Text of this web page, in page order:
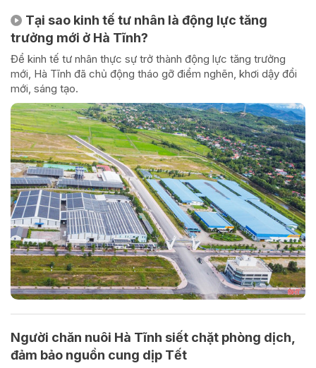
Tại sao kinh tế tư nhân là động lực tăng
trưởng mới ở Hà Tĩnh?
Để kinh tế tư nhân thực sự trở thành động lực tăng trưởng
mới, Hà Tĩnh đã chủ động tháo gỡ điểm nghẽn, khơi dậy đổi
mới, sáng tạo.
Người chăn nuôi Hà Tĩnh siết chặt phòng dịch,
đảm bảo nguồn cung dịp Tết